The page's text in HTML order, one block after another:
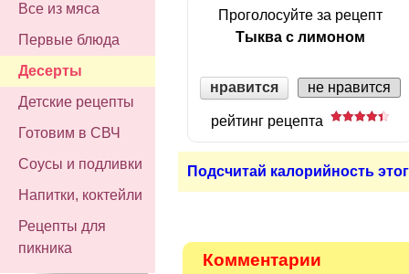
Все из мяса
Первые блюда
Десерты
Детские рецепты
Готовим в СВЧ
Соусы и подливки
Напитки, коктейли
Рецепты для
пикника
Проголосуйте за рецепт
Тыква с лимоном
нравится не нравится
рейтинг рецепта
Подсчитай калорийность
Комментарии